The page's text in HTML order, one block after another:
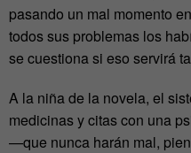
pasando un mal momento
todos sus problemas los
se cuestiona si eso servirá
A la niña de la novela, el
medicinas y citas con una
—que nunca harán mal,